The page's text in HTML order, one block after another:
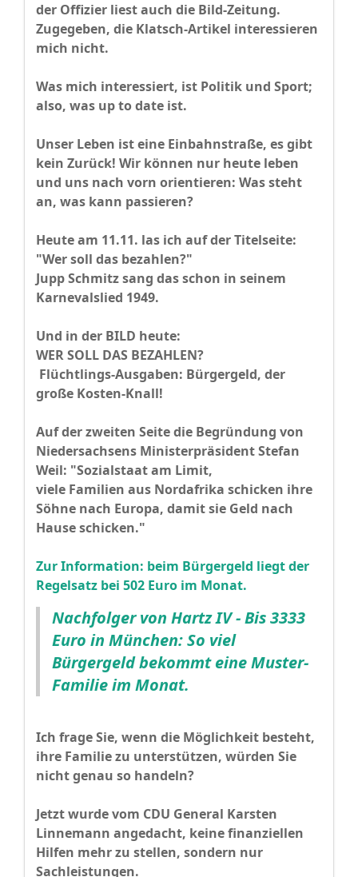
der Offizier liest auch die Bild-Zeitung.
Zugegeben, die Klatsch-Artikel interessieren
mich nicht.
Was mich interessiert, ist Politik und Sport;
also, was up to date ist.
Unser Leben ist eine Einbahnstraße, es gibt
kein Zurück! Wir können nur heute leben
und uns nach vorn orientieren: Was steht
an, was kann passieren?
Heute am 11.11. las ich auf der Titelseite:
"Wer soll das bezahlen?"
Jupp Schmitz sang das schon in seinem
Karnevalslied 1949.
Und in der BILD heute:
WER SOLL DAS BEZAHLEN?
Flüchtlings-Ausgaben: Bürgergeld, der
große Kosten-Knall!
Auf der zweiten Seite die Begründung von
Niedersachsens Ministerpräsident Stefan
Weil: "Sozialstaat am Limit,
viele Familien aus Nordafrika schicken ihre
Söhne nach Europa, damit sie Geld nach
Hause schicken."
Zur Information: beim Bürgergeld liegt der
Regelsatz bei 502 Euro im Monat.
Nachfolger von Hartz IV - Bis 3333
Euro in München: So viel
Bürgergeld bekommt eine Muster-
Familie im Monat.
Ich frage Sie, wenn die Möglichkeit besteht,
ihre Familie zu unterstützen, würden Sie
nicht genau so handeln?
Jetzt wurde vom CDU General Karsten
Linnemann angedacht, keine finanziellen
Hilfen mehr zu stellen, sondern nur
Sachleistungen.